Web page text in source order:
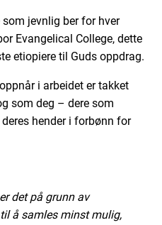
jevnlig ber for hver
Evangelical College, dette
etiopiere til Guds oppdrag.
i arbeidet er takket
som deg – dere som
hender i forbønn for
det på grunn av
å samles minst mulig,